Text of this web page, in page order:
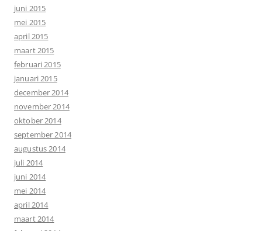
juni 2015
mei 2015
april 2015
maart 2015
februari 2015
januari 2015
december 2014
november 2014
oktober 2014
september 2014
augustus 2014
juli 2014
juni 2014
mei 2014
april 2014
maart 2014